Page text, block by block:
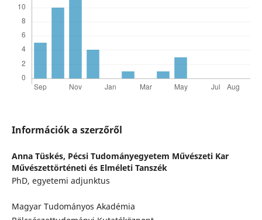
Információk a szerzőről
Anna Tüskés, Pécsi Tudományegyetem Művészeti Kar
Művészettörténeti és Elméleti Tanszék
PhD, egyetemi adjunktus
Magyar Tudományos Akadémia